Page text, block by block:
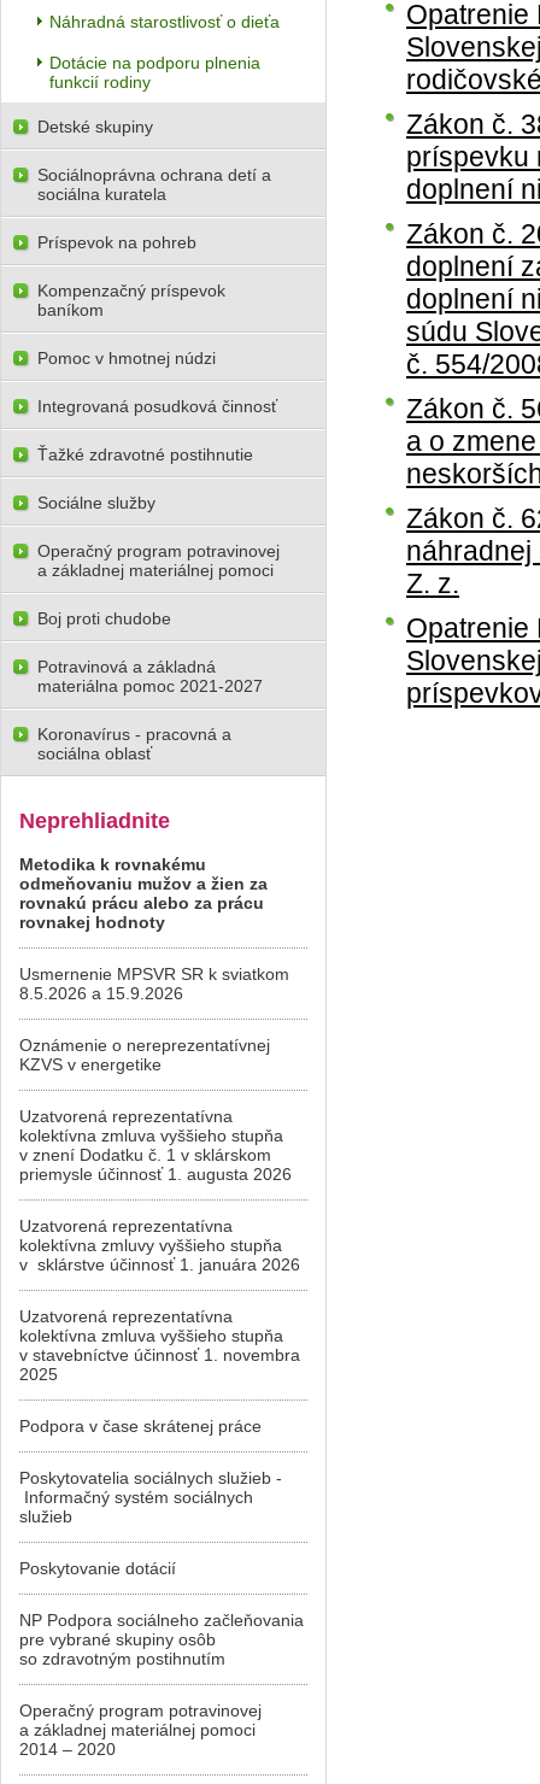
Opatrenie
Zákon č.
príspevku
doplnení
Zákon č.
doplnení
doplnení
súdu
č. 554/
Zákon č.
a o
Zákon č.
Z. z.
Opatrenie
Náhradná starostlivosť o dieťa
Dotácie na podporu plnenia
funkcií rodiny
Detské skupiny
Sociálnoprávna ochrana detí a
sociálna kuratela
Príspevok na pohreb
Kompenzačný príspevok
baníkom
Pomoc v hmotnej núdzi
Integrovaná posudková činnosť
Ťažké zdravotné postihnutie
Sociálne služby
Operačný program potravinovej
a základnej materiálnej pomoci
Boj proti chudobe
Potravinová a základná
materiálna pomoc 2021-2027
Koronavírus - pracovná a
sociálna oblasť
Neprehliadnite
Metodika k rovnakému
odmeňovaniu mužov a žien za
rovnakú prácu alebo za prácu
rovnakej hodnoty
Usmernenie MPSVR SR k sviatkom
8.5.2026 a 15.9.2026
Oznámenie o nereprezentatívnej
KZVS v energetike
Uzatvorená reprezentatívna
kolektívna zmluva vyššieho stupňa
v znení Dodatku č. 1 v sklárskom
priemysle účinnosť 1. augusta 2026
Uzatvorená reprezentatívna
kolektívna zmluvy vyššieho stupňa
v sklárstve účinnosť 1. januára 2026
Uzatvorená reprezentatívna
kolektívna zmluva vyššieho stupňa
v stavebníctve účinnosť 1. novembra
2025
Podpora v čase skrátenej práce
Poskytovatelia sociálnych služieb -
Informačný systém sociálnych
služieb
Poskytovanie dotácií
NP Podpora sociálneho začleňovania
pre vybrané skupiny osôb
so zdravotným postihnutím
Operačný program potravinovej
a základnej materiálnej pomoci
2014 – 2020